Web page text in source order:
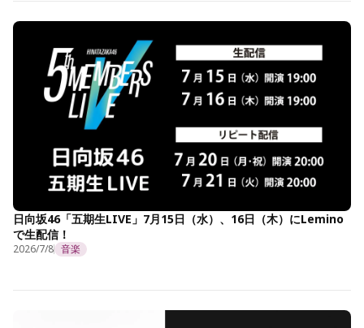
日向坂46「五期生LIVE」7月15日（水）、16日（木）にLemino
で生配信！
2026/7/8 音楽